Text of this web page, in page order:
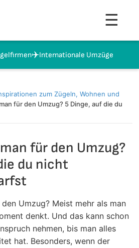
☰
✈️Internationale Umzüge
zum Zügeln, Wohnen und
für den Umzug? 5 Dinge, auf die du
für den Umzug?
du nicht
Umzug? Meist mehr als man
denkt. Und das kann schon
nehmen, bis man alles
hat. Besonders, wenn der